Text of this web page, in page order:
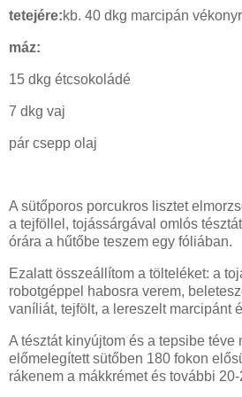
tetejére:kb. 40 dkg marcipán
máz:
15 dkg étcsokoládé
7 dkg vaj
pár csepp olaj
A sütőporos porcukros lisztet
a tejföllel, tojássárgával omlós
órára a hűtőbe teszem egy fóliában.
Ezalatt összeállítom a tölteléket: a
robotgéppel habosra verem,
vaníliát, tejfölt, a lereszelt marcipánt
A tésztát kinyújtom és a tepsibe téve
előmelegített sütőben 180 fokon
rákenem a mákkrémet és további